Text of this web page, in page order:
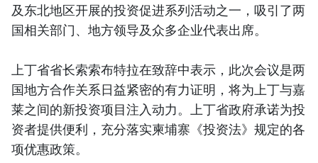
及东北地区开展的投资促进系列活动之一，吸引了两
国相关部门、地方领导及众多企业代表出席。
上丁省省长索索布特拉在致辞中表示，此次会议是两
国地方合作关系日益紧密的有力证明，将为上丁与嘉
莱之间的新投资项目注入动力。上丁省政府承诺为投
资者提供便利，充分落实柬埔寨《投资法》规定的各
项优惠政策。